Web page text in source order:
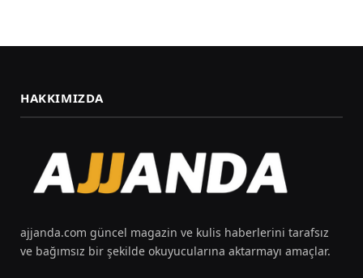
HAKKIMIZDA
ajjanda.com güncel magazin ve kulis haberlerini tarafsız
ve bağımsız bir şekilde okuyucularına aktarmayı amaçlar.